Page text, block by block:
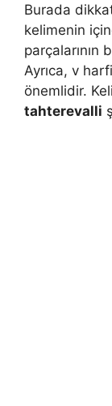
Burada
kelimenin
parçalarının
Ayrıca, v
önemlidir.
tahterevalli